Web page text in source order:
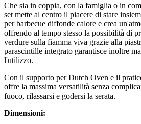
Che sia in coppia, con la famiglia o in
set mette al centro il piacere di stare
per barbecue diffonde calore e crea
offrendo al tempo stesso la possibilità di
verdure sulla fiamma viva grazie alla
parascintille integrato garantisce inoltre
l'utilizzo.
Con il supporto per Dutch Oven e il
offre la massima versatilità senza
fuoco, rilassarsi e godersi la serata.
Dimensioni: